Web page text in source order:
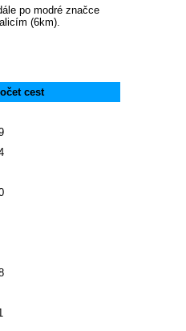
po modré značce
(6km).
cest